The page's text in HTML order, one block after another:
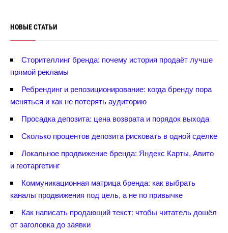
НОВЫЕ СТАТЬИ
Сторителлинг бренда: почему история продаёт лучше
прямой рекламы
Ребрендинг и репозиционирование: когда бренду пора
меняться и как не потерять аудиторию
Просадка депозита: цена возврата и порядок выхода
Сколько процентов депозита рисковать в одной сделке
Локальное продвижение бренда: Яндекс Карты, Авито
и геотаргетин
Коммуникационная матрица бренда: как выбрать
каналы продвижения под цель, а не по привычке
Как написать продающий текст: чтобы читатель дошёл
от заголовка до заявки